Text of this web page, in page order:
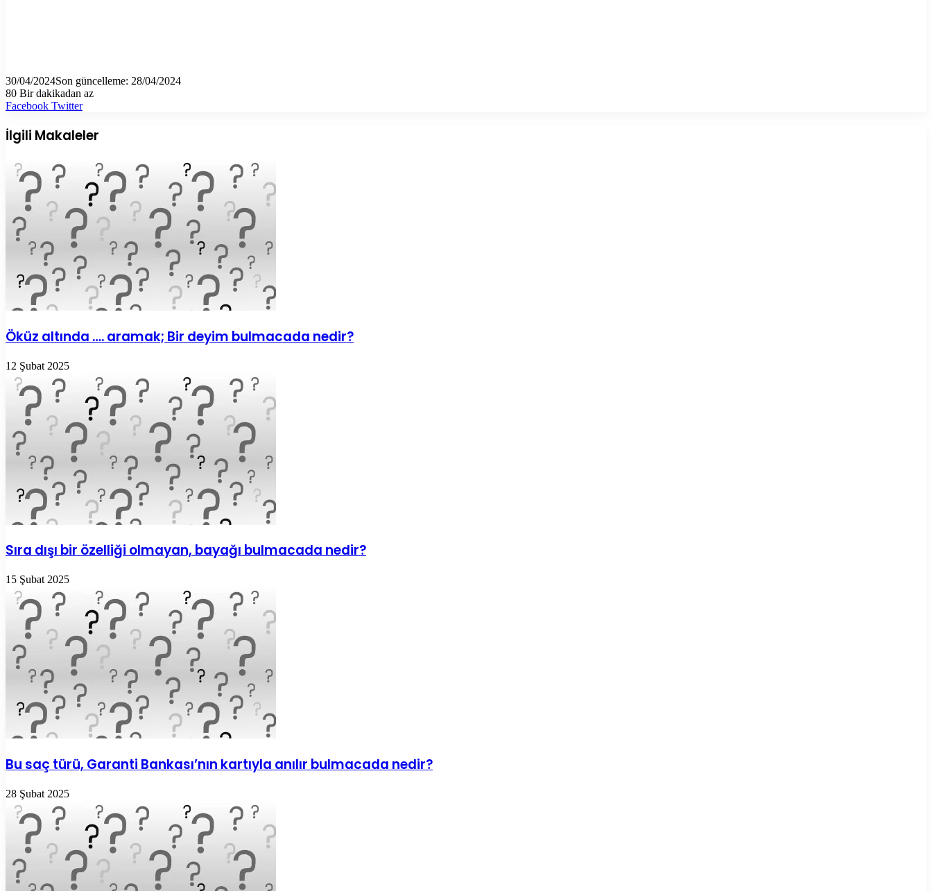
30/04/2024Son güncelleme: 28/04/2024
80 Bir dakikadan az
Facebook TwitterLinkedIn
Tumblr
Pinterest
Reddit
VKontakte
E-
ile
paylaş
Yazdır
İlgili Makaleler
Öküz altında …. aramak; Bir deyim bulmacada nedir?
12 Şubat 2025
Sıra dışı bir özelliği olmayan, bayağı bulmacada nedir?
15 Şubat 2025
Bu saç türü, Garanti Bankası’nın kartıyla anılır bulmacada nedir?
28 Şubat 2025